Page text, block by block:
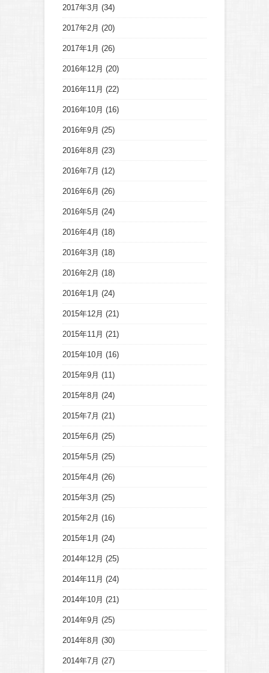
2017年3月 (34)
2017年2月 (20)
2017年1月 (26)
2016年12月 (20)
2016年11月 (22)
2016年10月 (16)
2016年9月 (25)
2016年8月 (23)
2016年7月 (12)
2016年6月 (26)
2016年5月 (24)
2016年4月 (18)
2016年3月 (18)
2016年2月 (18)
2016年1月 (24)
2015年12月 (21)
2015年11月 (21)
2015年10月 (16)
2015年9月 (11)
2015年8月 (24)
2015年7月 (21)
2015年6月 (25)
2015年5月 (25)
2015年4月 (26)
2015年3月 (25)
2015年2月 (16)
2015年1月 (24)
2014年12月 (25)
2014年11月 (24)
2014年10月 (21)
2014年9月 (25)
2014年8月 (30)
2014年7月 (27)